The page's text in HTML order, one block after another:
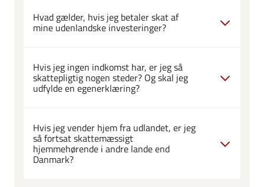
Hvad gælder, hvis jeg betaler skat af
mine udenlandske investeringer?
Hvis jeg ingen indkomst har, er jeg så
skattepligtig nogen steder? Og skal jeg
udfylde en egenerklæring?
Hvis jeg vender hjem fra udlandet, er jeg
så fortsat skattemæssigt
hjemmehørende i andre lande end
Danmark?